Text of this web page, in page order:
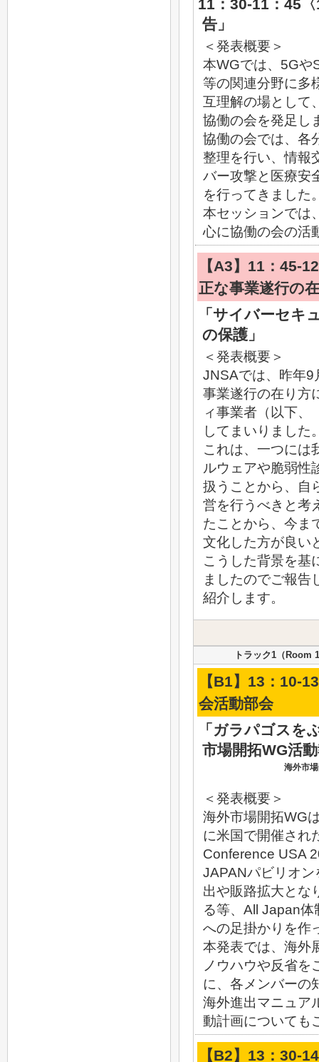
11：30-11：45
告」
＜発表概要＞
本WGでは、5Gや
等の関連分野に多
互理解の場として
協働の会を発足し
協働の会では、各
整理を行い、情報
バー攻撃と医療安
を行ってきました
本セッションでは
心に協働の会の活
【A3】11：45-
正な事業遂行の
「サイバーセキ
の保護」
＜発表概要＞
JNSAでは、昨年9
事業遂行の在り方
ィ事業者（以下、
してまいりました
これは、一つには
ルウェアや脆弱性
扱うことから、自
営を行うべきと考
たことから、今ま
文化した方が良い
こうした背景を基
ましたのでご報告
紹介します。
トラック1（Room
【B1】13：10-
会活動部会
「ガラパゴスを
市場開拓WG活
海外市
＜発表概要＞
海外市場開拓WG
に米国で開催され
Conference USA
JAPANパビリオ
出や販路拡大とな
る等、All Japan
への足掛かりを作
本発表では、海外
ノウハウや反省を
に、各メンバーの
海外進出マニュア
動計画についても
【B2】13：30-